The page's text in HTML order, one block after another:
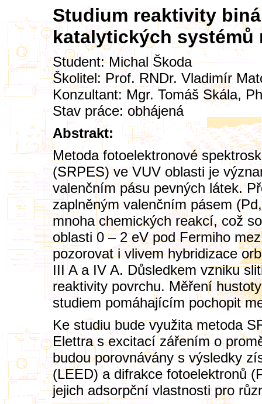
Studium reaktivity
katalytických systémů
Student:Michal Škoda
Školitel:Prof. RNDr. Vladimír
Konzultant: Mgr. Tomáš Skála,
Stav práce: obhájená
Abstrakt:
Metoda fotoelektronové
(SRPES) ve VUV oblasti je
valenčním pásu pevných látek.
zaplněným valenčním pásem
mnoha chemických reakcí, což
oblasti 0 – 2 eV pod Fermiho
pozorovat i vlivem hybridizace
III A a IV A. Důsledkem vzniku
reaktivity povrchu. Měření
studiem pomáhajícím pochopit
Ke studiu bude využita metoda
Elettra s excitací zářením o
budou porovnávány s výsledky
(LEED) a difrakce fotoelektronů
jejich adsorpční vlastnosti pro